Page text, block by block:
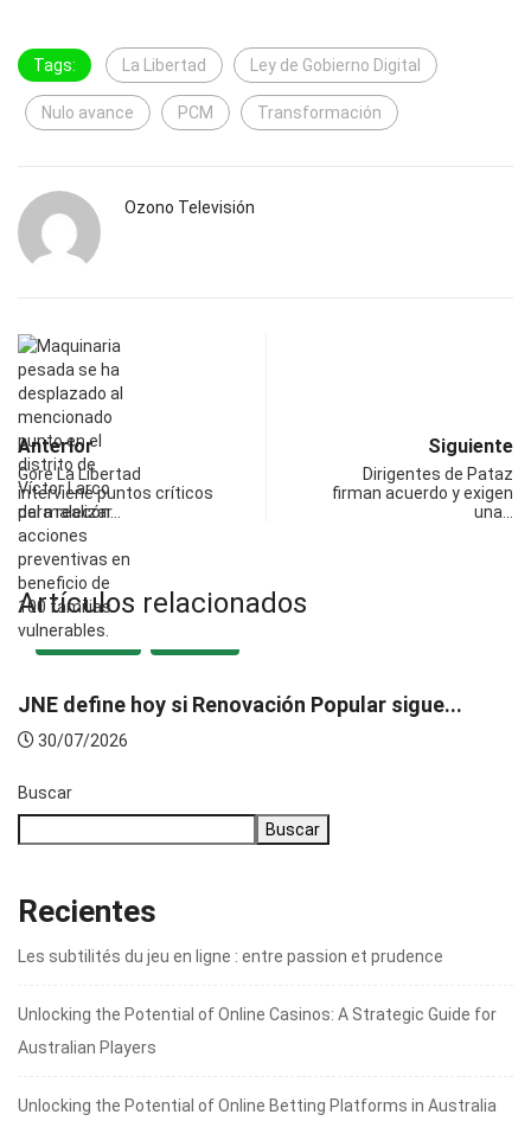
Tags: La Libertad Ley de Gobierno Digital
Nulo avance PCM Transformación
Ozono Televisión
Anterior
Gore La Libertad
interviene puntos críticos
del malecón…
Siguiente
Dirigentes de Pataz
firman acuerdo y exigen
una…
Artículos relacionados
JNE define hoy si Renovación Popular sigue...
30/07/2026
Buscar
Buscar
Recientes
Les subtilités du jeu en ligne : entre passion et prudence
Unlocking the Potential of Online Casinos: A Strategic Guide for
Australian Players
Unlocking the Potential of Online Betting Platforms in Australia